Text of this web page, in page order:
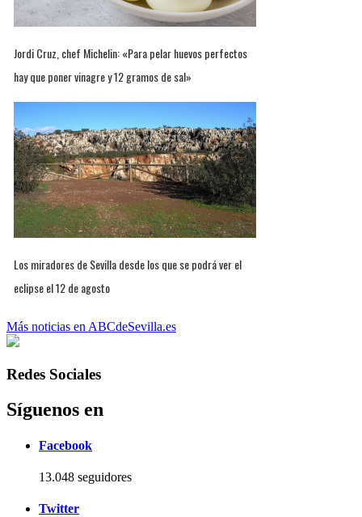
Jordi Cruz, chef Michelin: «Para pelar huevos perfectos
hay que poner vinagre y 12 gramos de sal»
Los miradores de Sevilla desde los que se podrá ver el
eclipse el 12 de agosto
Más noticias en ABCdeSevilla.es
Redes Sociales
Síguenos en
Facebook
13.048 seguidores
Twitter